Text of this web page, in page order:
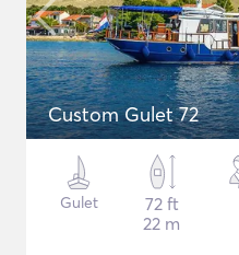
Custom Gulet 72
Gulet
72 ft
22 m